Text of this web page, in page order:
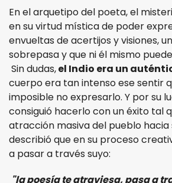
En el arquetipo del poeta, el
en su virtud mística de poder
envueltas de acertijos y visiones,
sobrepasa y que ni él mismo
Sin dudas,el Indio era un
cuerpo era tan intenso ese sentir
imposible no expresarlo. Y por su
consiguió hacerlo con un éxito tal
atracción masiva del pueblo hacia
describió que en su proceso
a pasar a través suyo:
"la poesía te atraviesa, pasa a